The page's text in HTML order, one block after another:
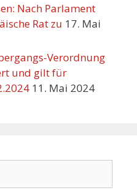
Nach Parlament
Rat zu 17. Mai
Verordnung
und gilt für
11. Mai 2024